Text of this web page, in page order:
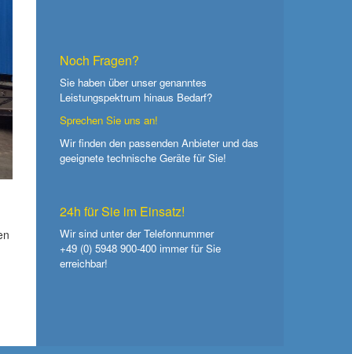
Noch Fragen?
Sie haben über unser genanntes
Leistungspektrum hinaus Bedarf?
Sprechen Sie uns an!
Wir finden den passenden Anbieter und das
geeignete technische Geräte für Sie!
24h für Sie im Einsatz!
Wir sind unter der Telefonnummer
+49 (0) 5948 900-400 immer für Sie
erreichbar!